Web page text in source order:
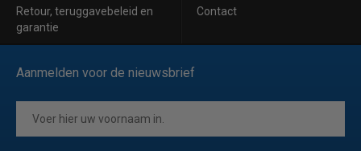
Retour, teruggavebeleid en
garantie
Contact
Aanmelden voor de nieuwsbrief